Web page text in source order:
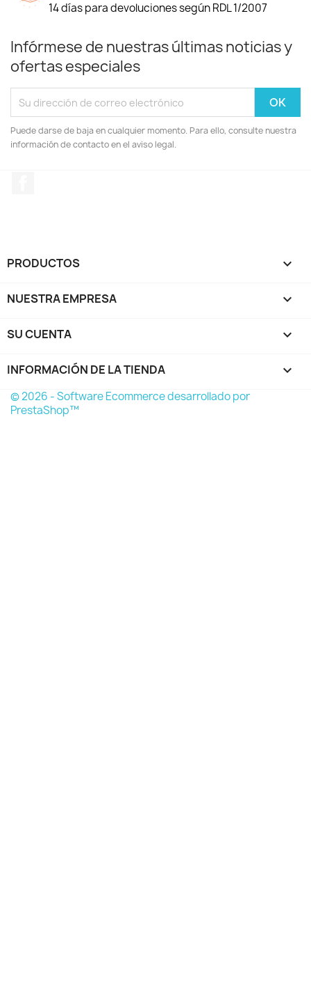
14 días para devoluciones según RDL 1/2007
Infórmese de nuestras últimas noticias y
ofertas especiales
Puede darse de baja en cualquier momento. Para ello, consulte nuestra
información de contacto en el aviso legal.
PRODUCTOS 
NUESTRA EMPRESA 
SU CUENTA 
INFORMACIÓN DE LA TIENDA keyboard_arrow_down
© 2026 - Software Ecommerce desarrollado por
PrestaShop™